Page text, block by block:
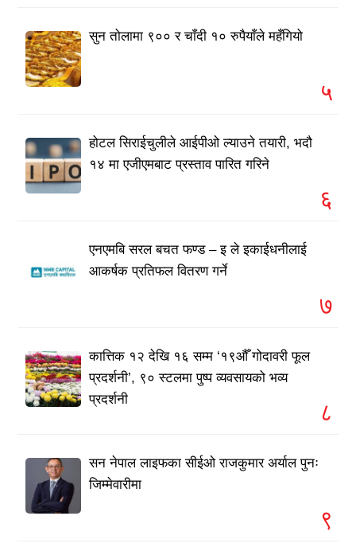
सुन तोलामा ९०० र चाँदी १० रुपैयाँले महँगियो
५
होटल सिराईचुलीले आईपीओ ल्याउने तयारी, भदौ
१४ मा एजीएमबाट प्रस्ताव पारित गरिने
६
एनएमबि सरल बचत फण्ड – इ ले इकाईधनीलाई
आकर्षक प्रतिफल वितरण गर्ने
७
कात्तिक १२ देखि १६ सम्म ‘१९औँ गोदावरी फूल
प्रदर्शनी’, ९० स्टलमा पुष्प व्यवसायको भव्य
प्रदर्शनी
८
सन नेपाल लाइफका सीईओ राजकुमार अर्याल पुनः
जिम्मेवारीमा
९